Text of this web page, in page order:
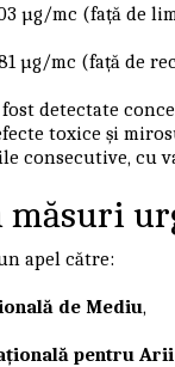
µg/mc (față de
µg/mc (față de
fost detectate
toxice și
consecutive, cu
măsuri
apel către:
de Mediu,
pentru